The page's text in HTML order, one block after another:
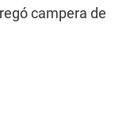
campera de